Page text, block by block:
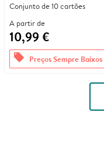
Conjunto de 10 cartões
A partir de
10,99 €
offers Preços Sempre Baixos